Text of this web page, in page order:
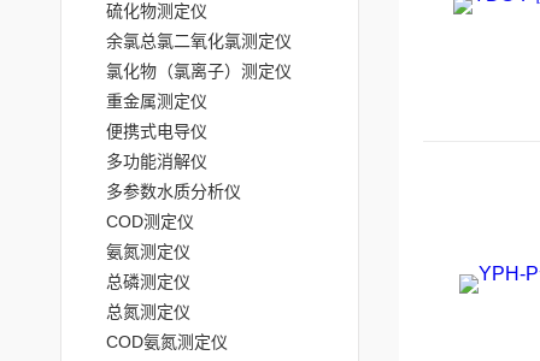
硫化物测定仪
余氯总氯二氧化氯测定仪
氯化物（氯离子）测定仪
重金属测定仪
便携式电导仪
多功能消解仪
多参数水质分析仪
COD测定仪
氨氮测定仪
总磷测定仪
总氮测定仪
COD氨氮测定仪